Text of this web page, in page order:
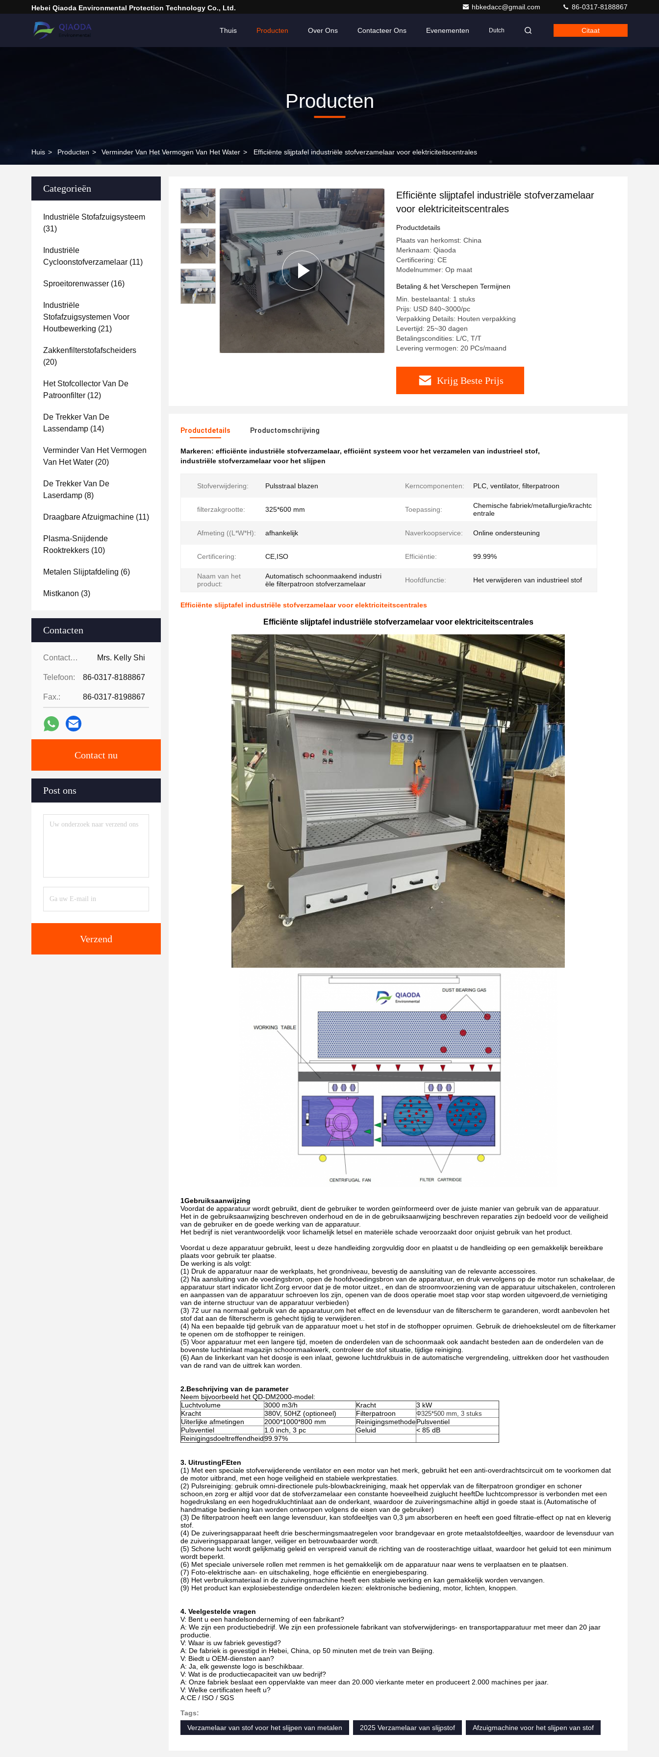
Hebei Qiaoda Environmental Protection Technology Co., Ltd. hbkedacc@gmail.com 86-0317-8188867
Thuis Producten Over Ons Contacteer Ons Evenementen Dutch Citaat
Producten
Huis > Producten > Verminder Van Het Vermogen Van Het Water > Efficiënte slijptafel industriële stofverzamelaar voor elektriciteitscentrales
Categorieën
Industriële Stofafzuigsysteem
(31)
Industriële
Cycloonstofverzamelaar (11)
Sproeitorenwasser (16)
Industriële
Stofafzuigsystemen Voor
Houtbewerking (21)
Zakkenfilterstofafscheiders
(20)
Het Stofcollector Van De
Patroonfilter (12)
De Trekker Van De
Lassendamp (14)
Verminder Van Het Vermogen
Van Het Water (20)
De Trekker Van De
Laserdamp (8)
Draagbare Afzuigmachine (11)
Plasma-Snijdende
Rooktrekkers (10)
Metalen Slijptafdeling (6)
Mistkanon (3)
Contacten
Contacten: Mrs. Kelly Shi
Telefoon: 86-0317-8188867
Fax.: 86-0317-8198867
Contact nu
Post ons
Verzend
Efficiënte slijptafel industriële stofverzamelaar
voor elektriciteitscentrales
Productdetails
Plaats van herkomst: China
Merknaam: Qiaoda
Certificering: CE
Modelnummer: Op maat
Betaling & het Verschepen Termijnen
Min. bestelaantal: 1 stuks
Prijs: USD 840~3000/pc
Verpakking Details: Houten verpakking
Levertijd: 25~30 dagen
Betalingscondities: L/C, T/T
Levering vermogen: 20 PCs/maand
Krijg Beste Prijs
Productdetails Productomschrijving
Markeren: efficiënte industriële stofverzamelaar, efficiënt systeem voor het verzamelen van industrieel stof,
industriële stofverzamelaar voor het slijpen
Stofverwijdering: Pulsstraal blazen Kerncomponenten: PLC, ventilator, filterpatroon
filterzakgrootte: 325*600 mm Toepassing:
Chemische fabriek/metallurgie/krachtc
entrale
Afmeting ((L*W*H): afhankelijk Naverkoopservice: Online ondersteuning
Certificering: CE,ISO Efficiëntie: 99.99%
Naam van het
product:
Automatisch schoonmaakend industri
ële filterpatroon stofverzamelaar
Hoofdfunctie: Het verwijderen van industrieel stof
Efficiënte slijptafel industriële stofverzamelaar voor elektriciteitscentrales
Efficiënte slijptafel industriële stofverzamelaar voor elektriciteitscentrales
1Gebruiksaanwijzing
Voordat de apparatuur wordt gebruikt, dient de gebruiker te worden geïnformeerd over de juiste manier van gebruik van de apparatuur.
Het in de gebruiksaanwijzing beschreven onderhoud en de in de gebruiksaanwijzing beschreven reparaties zijn bedoeld voor de veiligheid
van de gebruiker en de goede werking van de apparatuur.
Het bedrijf is niet verantwoordelijk voor lichamelijk letsel en materiële schade veroorzaakt door onjuist gebruik van het product.
Voordat u deze apparatuur gebruikt, leest u deze handleiding zorgvuldig door en plaatst u de handleiding op een gemakkelijk bereikbare
plaats voor gebruik ter plaatse.
De werking is als volgt:
(1) Druk de apparatuur naar de werkplaats, het grondniveau, bevestig de aansluiting van de relevante accessoires.
(2) Na aansluiting van de voedingsbron, open de hoofdvoedingsbron van de apparatuur, en druk vervolgens op de motor run schakelaar, de
apparatuur start indicator licht.Zorg ervoor dat je de motor uitzet., en dan de stroomvoorziening van de apparatuur uitschakelen, controleren
en aanpassen van de apparatuur schroeven los zijn, openen van de doos operatie moet stap voor stap worden uitgevoerd,de vernietiging
van de interne structuur van de apparatuur verbieden)
(3) 72 uur na normaal gebruik van de apparatuur,om het effect en de levensduur van de filterscherm te garanderen, wordt aanbevolen het
stof dat aan de filterscherm is gehecht tijdig te verwijderen..
(4) Na een bepaalde tijd gebruik van de apparatuur moet u het stof in de stofhopper opruimen. Gebruik de driehoeksleutel om de filterkamer
te openen om de stofhopper te reinigen.
(5) Voor apparatuur met een langere tijd, moeten de onderdelen van de schoonmaak ook aandacht besteden aan de onderdelen van de
bovenste luchtinlaat magazijn schoonmaakwerk, controleer de stof situatie, tijdige reiniging.
(6) Aan de linkerkant van het doosje is een inlaat, gewone luchtdrukbuis in de automatische vergrendeling, uittrekken door het vasthouden
van de rand van de uittrek kan worden.
2.Beschrijving van de parameter
Neem bijvoorbeeld het QD-DM2000-model:
Luchtvolume
3000 m3/h Kracht
3 kW
Kracht
380V, 50HZ (optioneel) Filterpatroon Φ325*500 mm, 3 stuks
Uiterlijke afmetingen 2000*1000*800 mm ReinigingsmethodePulsventiel
Pulsventiel
1.0 inch, 3 pc Geluid
< 85 dB
Reinigingsdoeltreffendheid99.97%
3. UitrustingFEten
(1) Met een speciale stofverwijderende ventilator en een motor van het merk, gebruikt het een anti-overdrachtscircuit om te voorkomen dat
de motor uitbrand, met een hoge veiligheid en stabiele werkprestaties.
(2) Pulsreiniging: gebruik omni-directionele puls-blowbackreiniging, maak het oppervlak van de filterpatroon grondiger en schoner
schoon,en zorg er altijd voor dat de stofverzamelaar een constante hoeveelheid zuiglucht heeftDe luchtcompressor is verbonden met een
hogedrukslang en een hogedrukluchtinlaat aan de onderkant, waardoor de zuiveringsmachine altijd in goede staat is.(Automatische of
handmatige bediening kan worden ontworpen volgens de eisen van de gebruiker)
(3) De filterpatroon heeft een lange levensduur, kan stofdeeltjes van 0,3 μm absorberen en heeft een goed filtratie-effect op nat en kleverig
stof.
(4) De zuiveringsapparaat heeft drie beschermingsmaatregelen voor brandgevaar en grote metaalstofdeeltjes, waardoor de levensduur van
de zuiveringsapparaat langer, veiliger en betrouwbaarder wordt.
(5) Schone lucht wordt gelijkmatig geleid en verspreid vanuit de richting van de roosterachtige uitlaat, waardoor het geluid tot een minimum
wordt beperkt.
(6) Met speciale universele rollen met remmen is het gemakkelijk om de apparatuur naar wens te verplaatsen en te plaatsen.
(7) Foto-elektrische aan- en uitschakeling, hoge efficiëntie en energiebesparing.
(8) Het verbruiksmateriaal in de zuiveringsmachine heeft een stabiele werking en kan gemakkelijk worden vervangen.
(9) Het product kan explosiebestendige onderdelen kiezen: elektronische bediening, motor, lichten, knoppen.
4. Veelgestelde vragen
V: Bent u een handelsonderneming of een fabrikant?
A: We zijn een productiebedrijf. We zijn een professionele fabrikant van stofverwijderings- en transportapparatuur met meer dan 20 jaar
productie.
V: Waar is uw fabriek gevestigd?
A: De fabriek is gevestigd in Hebei, China, op 50 minuten met de trein van Beijing.
V: Biedt u OEM-diensten aan?
A: Ja, elk gewenste logo is beschikbaar.
V: Wat is de productiecapaciteit van uw bedrijf?
A: Onze fabriek beslaat een oppervlakte van meer dan 20.000 vierkante meter en produceert 2.000 machines per jaar.
V: Welke certificaten heeft u?
A:CE / ISO / SGS
Tags:
Verzamelaar van stof voor het slijpen van metalen
2025 Verzamelaar van slijpstof Afzuigmachine voor het slijpen van stof